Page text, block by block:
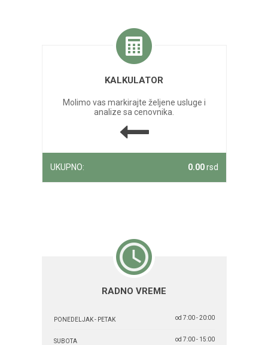
KALKULATOR
Molimo vas markirajte željene usluge i
analize sa cenovnika.
UKUPNO: 0.00rsd
RADNO VREME
PONEDELJAK - PETAK od 7:00 - 20:00
SUBOTA od 7:00 - 15:00